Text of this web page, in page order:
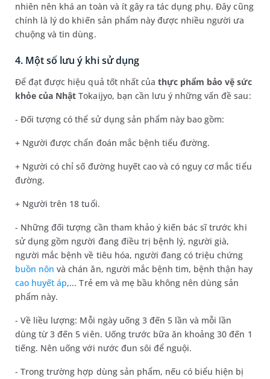
nhiên nên khá an toàn và ít gây ra tác dụng phụ. Đây cũng
chính là lý do khiến sản phẩm này được nhiều người ưa
chuộng và tin dùng.
4. Một số lưu ý khi sử dụng
Để đạt được hiệu quả tốt nhất của thực phẩm bảo vệ sức
khỏe của Nhật Tokaijyo, bạn cần lưu ý những vấn đề sau:
- Đối tượng có thể sử dụng sản phẩm này bao gồm:
+ Người được chẩn đoán mắc bệnh tiểu đường.
+ Người có chỉ số đường huyết cao và có nguy cơ mắc tiểu
đường.
+ Người trên 18 tuổi.
- Những đối tượng cần tham khảo ý kiến bác sĩ trước khi
sử dụng gồm người đang điều trị bệnh lý, người già,
người mắc bệnh về tiêu hóa, người đang có triệu chứng
buồn nôn và chán ăn, người mắc bệnh tim, bệnh thận hay
cao huyết áp,... Trẻ em và mẹ bầu không nên dùng sản
phẩm này.
- Về liều lượng: Mỗi ngày uống 3 đến 5 lần và mỗi lần
dùng từ 3 đến 5 viên. Uống trước bữa ăn khoảng 30 đến 1
tiếng. Nên uống với nước đun sôi để nguội.
- Trong trường hợp dùng sản phẩm, nếu có biểu hiện bị